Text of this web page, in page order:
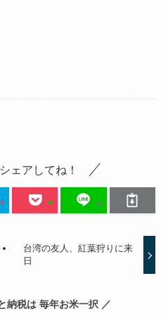
ェアしてね！
台湾の友人、紅葉狩りに来
日
納税は 毎年お米一択 ／